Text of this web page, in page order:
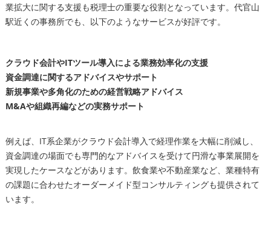
業拡大に関する支援も税理士の重要な役割となっています。代官山
駅近くの事務所でも、以下のようなサービスが好評です。
クラウド会計やITツール導入による業務効率化の支援
資金調達に関するアドバイスやサポート
新規事業や多角化のための経営戦略アドバイス
M&Aや組織再編などの実務サポート
例えば、IT系企業がクラウド会計導入で経理作業を大幅に削減し、
資金調達の場面でも専門的なアドバイスを受けて円滑な事業展開を
実現したケースなどがあります。飲食業や不動産業など、業種特有
の課題に合わせたオーダーメイド型コンサルティングも提供されて
います。